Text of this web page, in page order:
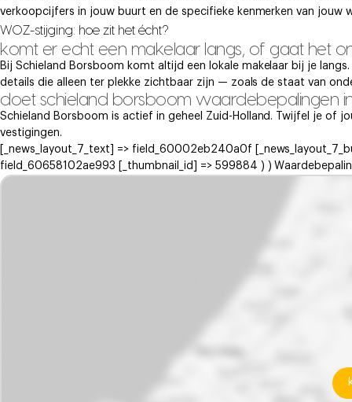
verkoopcijfers in jouw buurt en de specifieke kenmerken van jouw
WOZ-stijging: hoe zit het écht?
komt er echt een makelaar langs, of gaat het
Bij Schieland Borsboom komt altijd een lokale makelaar bij je
details die alleen ter plekke zichtbaar zijn — zoals de staat van
doet schieland borsboom waardebepalingen
Schieland Borsboom is actief in geheel Zuid-Holland. Twijfel je of
vestigingen.
[_news_layout_7_text] => field_60002eb240a0f
field_60658102ae993 [_thumbnail_id] => 599884 ) )